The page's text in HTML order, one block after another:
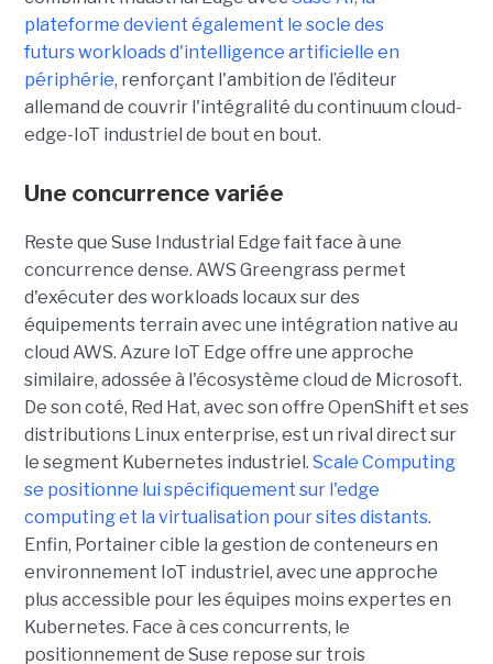
plateforme devient également le socle des
futurs workloads d'intelligence artificielle en
périphérie, renforçant l'ambition de l’éditeur
allemand de couvrir l'intégralité du continuum cloud-
edge-IoT industriel de bout en bout.
Une concurrence variée
Reste que Suse Industrial Edge fait face à une
concurrence dense. AWS Greengrass permet
d'exécuter des workloads locaux sur des
équipements terrain avec une intégration native au
cloud AWS. Azure IoT Edge offre une approche
similaire, adossée à l'écosystème cloud de Microsoft.
De son coté, Red Hat, avec son offre OpenShift et ses
distributions Linux enterprise, est un rival direct sur
le segment Kubernetes industriel. Scale Computing
se positionne lui spécifiquement sur l'edge
computing et la virtualisation pour sites distants.
Enfin, Portainer cible la gestion de conteneurs en
environnement IoT industriel, avec une approche
plus accessible pour les équipes moins expertes en
Kubernetes. Face à ces concurrents, le
positionnement de Suse repose sur trois